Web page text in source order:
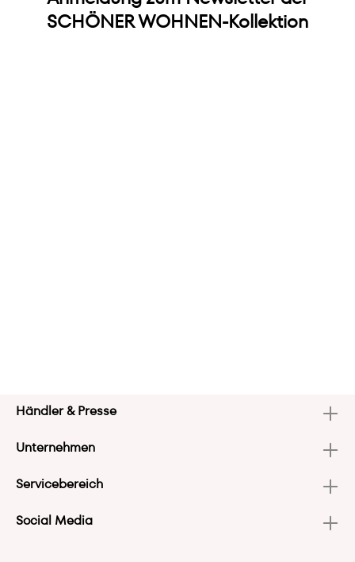
SCHÖNER WOHNEN-Kollektion
Händler & Presse
Unternehmen
Servicebereich
Social Media